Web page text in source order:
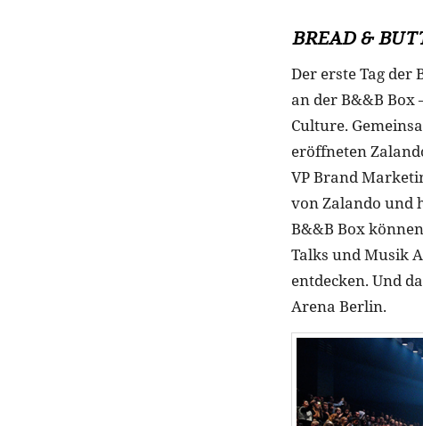
BREAD &
Der erste Tag
an der B&&B
Culture.
eröffneten
VP Brand
von Zalando und
B&&B Box
Talks und Musik
entdecken. Und
Arena Berlin.